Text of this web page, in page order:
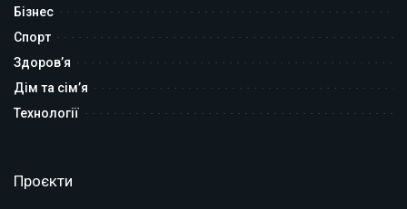
Бізнес
Спорт
Здоров’я
Дім та сім’я
Технології
Проєкти